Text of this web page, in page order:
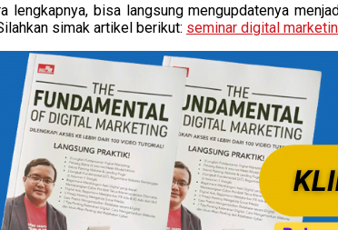
bisa langsung mengupdatenya
simak artikel berikut: seminar digital